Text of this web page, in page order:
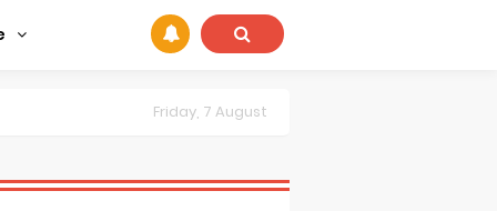
Friday, 7 August